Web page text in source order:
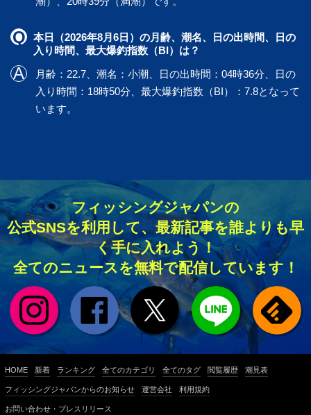
本日（2026年8月6日）の月齢、潮名、日の出時間、日の
入り時間、最大爆釣指数（BI）は？
月齢：22.7、潮名：小潮、日の出時間：04時36分、日の
入り時間：18時50分、最大爆釣指数（BI）：7.8となって
います。
フィッシングジャパンの
公式SNSを利用して、最新記事を誰よりも早
く手に入れよう！
全てのニュースを無料で配信しています！
HOME 新着 ランキング 全てのカテゴリ 全てのタグ 閲覧履歴 潮見表
フィッシングジャパンからのお知らせ 運営会社 利用規約
お問い合わせ・プレスリリース